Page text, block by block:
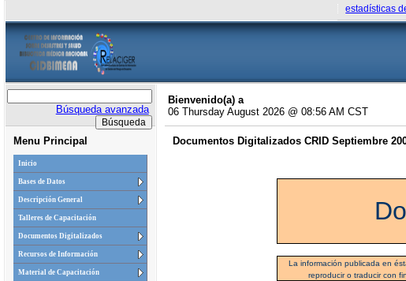
estadísticas
Búsqueda avanzada
Menu Principal
Inicio
Bases de Datos
Descripción General
Talleres de Capacitación
Documentos Digitalizados
Recursos de Información
Material de Capacitación
Bienvenido(a) a
06 Thursday August 2026 @ 08:56 AM CST
Documentos Digitalizados CRID Septiembre
La información publicada en
reproducir o traducir con